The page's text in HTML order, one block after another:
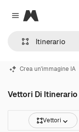
Close menu
Magnific
Crea un'immagine IA
Vettori Di Itinerario
Vettori